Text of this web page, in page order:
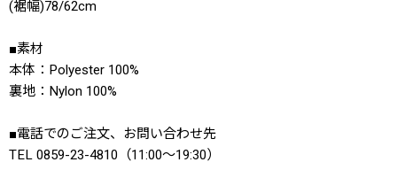
(裾幅)78/62cm
■素材
本体：Polyester 100%
裏地：Nylon 100%
■電話でのご注文、お問い合わせ先
TEL 0859-23-4810（11:00〜19:30）